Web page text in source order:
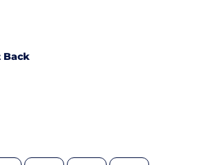
Back